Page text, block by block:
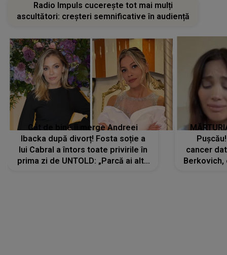
Radio Impuls cucerește tot mai mulți
ascultători: creșteri semnificative în audiență
Cât de bine îi merge Andreei
Ibacka după divorț! Fosta soție a
lui Cabral a întors toate privirile în
prima zi de UNTOLD: „Parcă ai altă
cancer